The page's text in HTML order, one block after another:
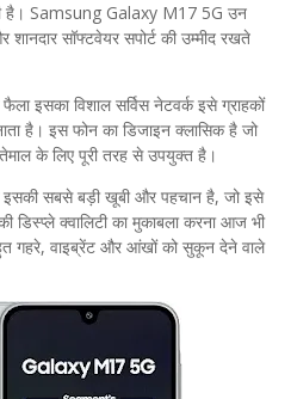
है। Samsung Galaxy M17 5G उन
सॉफ्टवेयर सपोर्ट की उम्मीद रखते
इसका विशाल सर्विस नेटवर्क इसे ग्राहकों
है। इस फोन का डिजाइन क्लासिक है जो
के लिए पूरी तरह से उपयुक्त है।
सबसे बड़ी खूबी और पहचान है, जो इसे
क्वालिटी का मुकाबला करना आज भी
गहरे, वाइब्रेंट और आंखों को सुकून देने वाले